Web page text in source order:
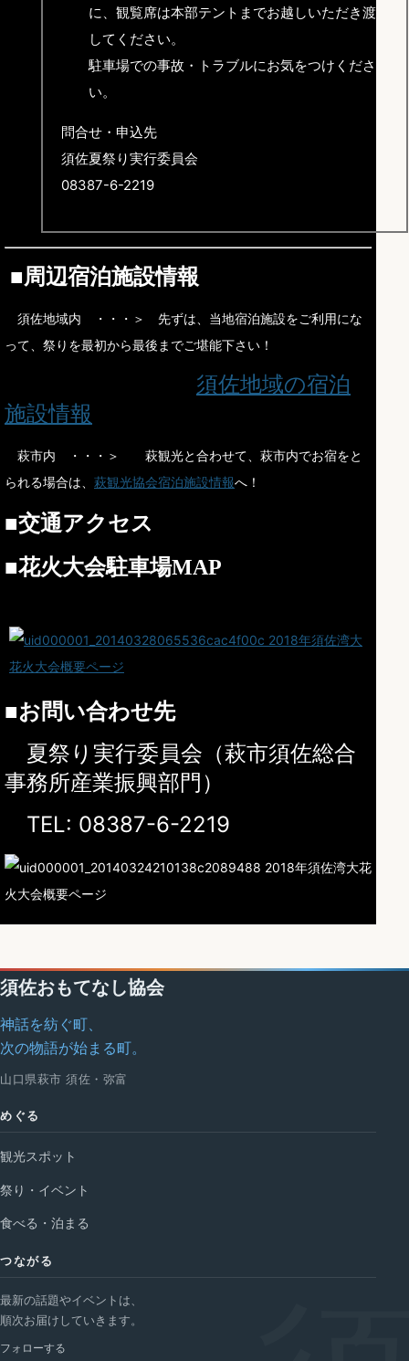
に、観覧席は本部テントまでお越しいただき渡
してください。
駐車場での事故・トラブルにお気をつけくださ
い。
問合せ・申込先
須佐夏祭り実行委員会
08387-6-2219
■周辺宿泊施設情報
須佐地域内 ・・・＞ 先ずは、当地宿泊施設をご利用にな
って、祭りを最初から最後までご堪能下さい！
須佐地域の宿泊
施設情報
萩市内 ・・・＞ 萩観光と合わせて、萩市内でお宿をと
られる場合は、 萩観光協会宿泊施設情報へ！
■交通アクセス
■花火大会駐車場MAP
■お問い合わせ先
夏祭り実行委員会（萩市須佐総合
事務所産業振興部門）
TEL: 08387-6-2219
須佐おもてなし協会
神話を紡ぐ町、
次の物語が始まる町。
山口県萩市 須佐・弥富
めぐる
観光スポット
祭り・イベント
食べる・泊まる
つながる
最新の話題やイベントは、
順次お届けしていきます。
フォローする